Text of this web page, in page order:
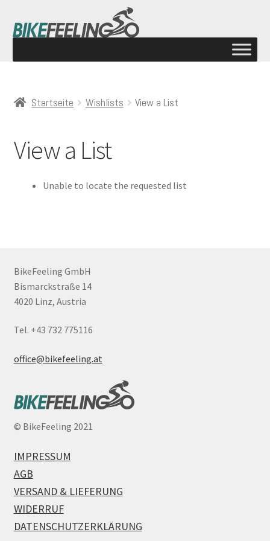
Startseite Wishlists View a List
View a List
Unable to locate the requested list
BikeFeeling GmbH
Bismarckstraße 14
4020 Linz, Austria
Tel. +43 732 775116
office@bikefeeling.at
© BikeFeeling 2021
IMPRESSUM
AGB
VERSAND & LIEFERUNG
WIDERRUF
DATENSCHUTZERKLÄRUNG